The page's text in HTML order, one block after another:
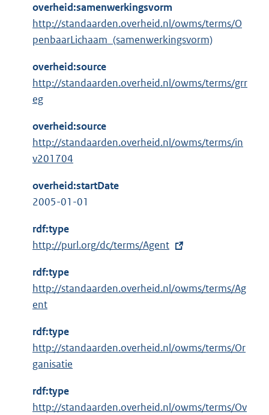
overheid:samenwerkingsvorm
http://standaarden.overheid.nl/owms/terms/O
penbaarLichaam_(samenwerkingsvorm)
overheid:source
http://standaarden.overheid.nl/owms/terms/grr
eg
overheid:source
http://standaarden.overheid.nl/owms/terms/in
v201704
overheid:startDate
2005-01-01
rdf:type
E
t
e
r
e
n
k
http://purl.org/dc/terms/Agent
rdf:type
http://standaarden.overheid.nl/owms/terms/Ag
ent
rdf:type
http://standaarden.overheid.nl/owms/terms/Or
ganisatie
rdf:type
http://standaarden.overheid.nl/owms/terms/Ov